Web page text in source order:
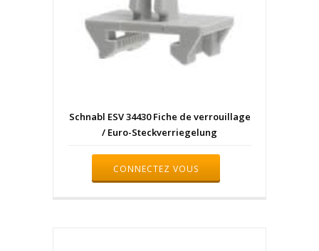
Schnabl ESV 34430 Fiche de verrouillage
/ Euro-Steckverriegelung
CONNECTEZ VOUS